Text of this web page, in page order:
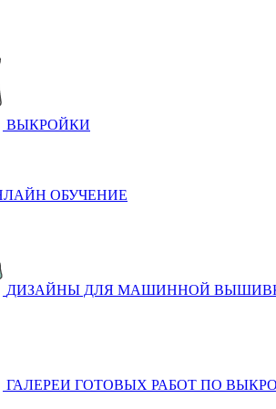
ВЫКРОЙКИ
ОБУЧЕНИЕ
ДИЗАЙНЫ ДЛЯ МАШИННОЙ
ГАЛЕРЕИ ГОТОВЫХ РАБОТ ПО